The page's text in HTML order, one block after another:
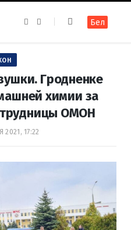
e
k
t
a
m
Бел
Гродненке
химии за
ОМОН
2021, 17:22